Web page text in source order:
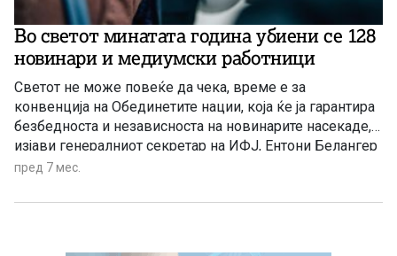
Во светот минатата година убиени се 128
новинари и медиумски работници
Светот не може повеќе да чека, време е за
конвенција на Обединетите нации, која ќе ја гарантира
безбедноста и независноста на новинарите насекаде,
изјави генералниот секретар на ИФЈ, Ентони Белангер
пред 7 мес.